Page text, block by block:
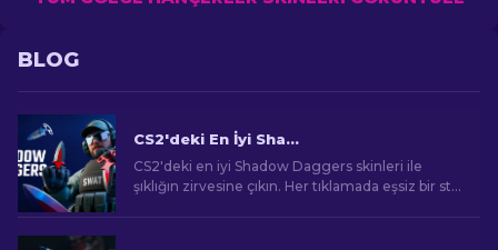
BLOG
CS2'deki En İyi Shadow Daggers Skinleri
CS2'deki en iyi Shadow Daggers skinleri ile
şıklığın zirvesine çıkın. Her tıklamada eşsiz bir stil